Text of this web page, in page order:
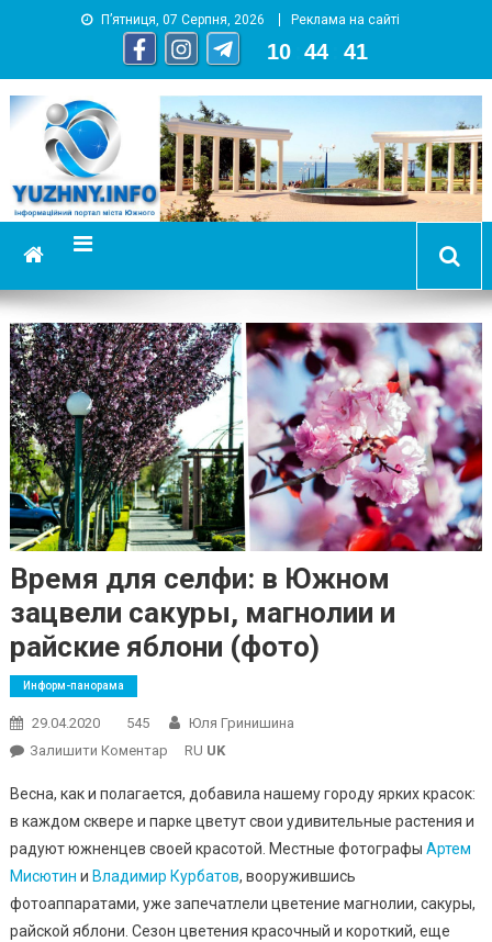
П’ятниця, 07 Серпня, 2026 Реклама на сайті
10 44 43
YUZHNY.INFO
информационный портал города Южный
Время для селфи: в Южном
зацвели сакуры, магнолии и
райские яблони (фото)
Информ-панорама
29.04.2020 545
Юля Гринишина
Залишити КоментарOn
Для
Селфи:
В
Южном
Зацвели
Сакуры,
RU UK
Весна, как и полагается, добавила нашему городу ярких красок:
в каждом сквере и парке цветут свои удивительные растения и
радуют южненцев своей красотой. Местные фотографы Артем
Мисютин и Владимир Курбатов, вооружившись
фотоаппаратами, уже запечатлели цветение магнолии, сакуры,
райской яблони. Сезон цветения красочный и короткий, еще